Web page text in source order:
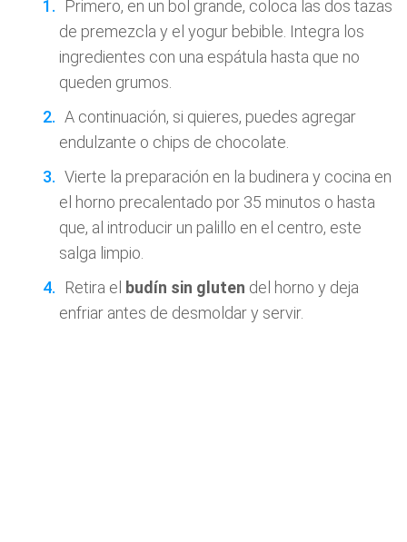
Primero, en un bol grande, coloca las dos tazas
de premezcla y el yogur bebible. Integra los
ingredientes con una espátula hasta que no
queden grumos.
A continuación, si quieres, puedes agregar
endulzante o chips de chocolate.
Vierte la preparación en la budinera y cocina en
el horno precalentado por 35 minutos o hasta
que, al introducir un palillo en el centro, este
salga limpio.
Retira el budín sin gluten del horno y deja
enfriar antes de desmoldar y servir.